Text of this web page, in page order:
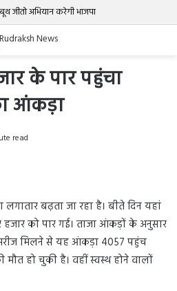
जीतो अभियान करेगी भाजपा
के पार पहुंचा
आंकड़ा
read
लगातार बढ़ता जा रहा है। बीते दिन यहां
हजार को पार गई। ताजा आंकड़ों के अनुसार
मिलने से यह आंकड़ा 4057 पहुंच
हो चुकी है। वहीं स्वस्थ होने वालों